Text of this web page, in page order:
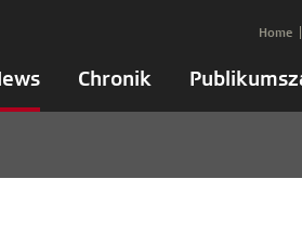
Chronik
Home